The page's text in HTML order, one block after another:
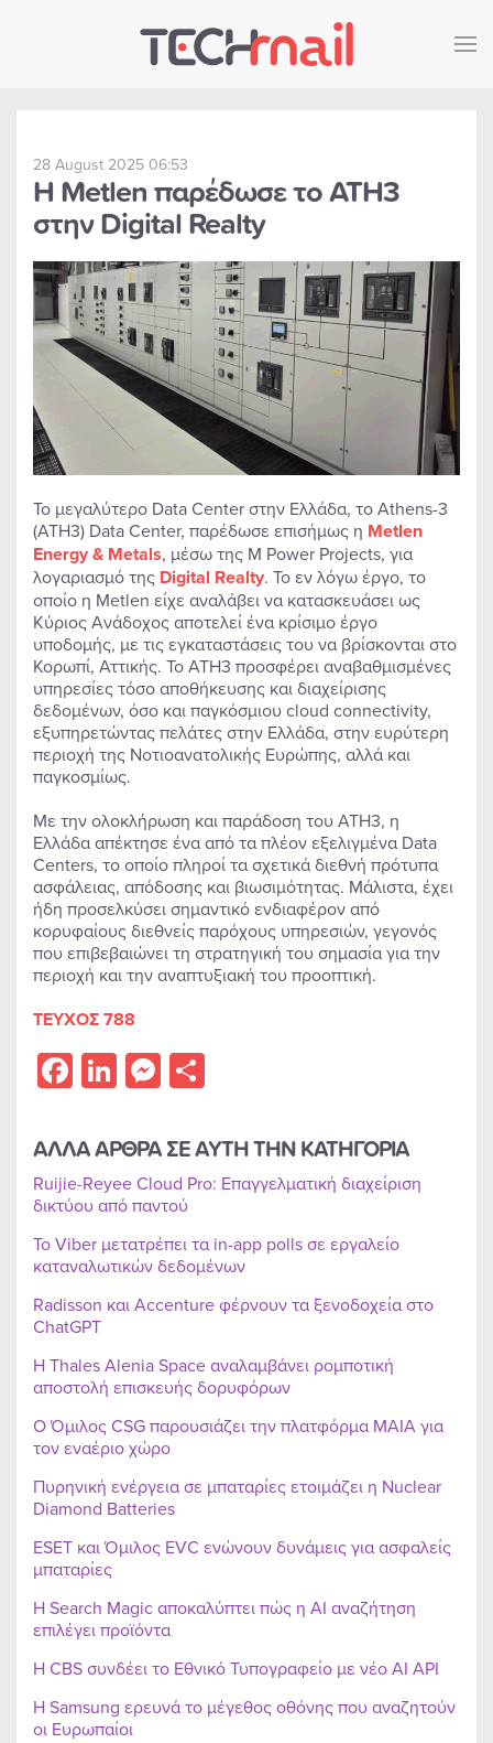
Skip to main content
28 August 2025 06:53
Η Metlen παρέδωσε το ATH3
στην Digital Realty
Το μεγαλύτερο Data Center στην Ελλάδα, το Athens-3
(ATH3) Data Center, παρέδωσε επισήμως η Metlen
Εnergy & Metals, μέσω της M Power Projects, για
λογαριασμό της Digital Realty. Το εν λόγω έργο, το
οποίο η Metlen είχε αναλάβει να κατασκευάσει ως
Κύριος Ανάδοχος αποτελεί ένα κρίσιμο έργο
υποδομής, με τις εγκαταστάσεις του να βρίσκονται στο
Κορωπί, Αττικής. Το ATH3 προσφέρει αναβαθμισμένες
υπηρεσίες τόσο αποθήκευσης και διαχείρισης
δεδομένων, όσο και παγκόσμιου cloud connectivity,
εξυπηρετώντας πελάτες στην Ελλάδα, στην ευρύτερη
περιοχή της Νοτιοανατολικής Ευρώπης, αλλά και
παγκοσμίως.
Με την ολοκλήρωση και παράδοση του ATH3, η
Ελλάδα απέκτησε ένα από τα πλέον εξελιγμένα Data
Centers, το οποίο πληροί τα σχετικά διεθνή πρότυπα
ασφάλειας, απόδοσης και βιωσιμότητας. Μάλιστα, έχει
ήδη προσελκύσει σημαντικό ενδιαφέρον από
κορυφαίους διεθνείς παρόχους υπηρεσιών, γεγονός
που επιβεβαιώνει τη στρατηγική του σημασία για την
περιοχή και την αναπτυξιακή του προοπτική.
ΤΕΥΧΟΣ 788
Facebook
LinkedIn
Messenger
ΑΛΛΑ ΑΡΘΡΑ ΣΕ ΑΥΤΗ ΤΗΝ ΚΑΤΗΓΟΡΙΑ
Ruijie-Reyee Cloud Pro: Επαγγελματική διαχείριση
δικτύου από παντού
Το Viber μετατρέπει τα in-app polls σε εργαλείο
καταναλωτικών δεδομένων
Radisson και Accenture φέρνουν τα ξενοδοχεία στο
ChatGPT
Η Thales Alenia Space αναλαμβάνει ρομποτική
αποστολή επισκευής δορυφόρων
Ο Όμιλος CSG παρουσιάζει την πλατφόρμα MAIA για
τον εναέριο χώρο
Πυρηνική ενέργεια σε μπαταρίες ετοιμάζει η Nuclear
Diamond Batteries
ESET και Όμιλος EVC ενώνουν δυνάμεις για ασφαλείς
μπαταρίες
Η Search Magic αποκαλύπτει πώς η AI αναζήτηση
επιλέγει προϊόντα
Η CBS συνδέει το Εθνικό Τυπογραφείο με νέο AI API
Η Samsung ερευνά το μέγεθος οθόνης που αναζητούν
οι Ευρωπαίοι